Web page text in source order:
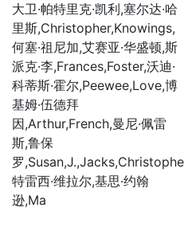
大卫·帕特里克·凯利,塞尔达·哈
里斯,Christopher,Knowings,
何塞·祖尼加,艾赛亚·华盛顿,斯
派克·李,Frances,Foster,沃迪·
科蒂斯·霍尔,Peewee,Love,博
基姆·伍德拜
因,Arthur,French,曼尼·佩雷
斯,鲁保
罗
特雷西·维拉尔,基思·约翰
逊,Ma